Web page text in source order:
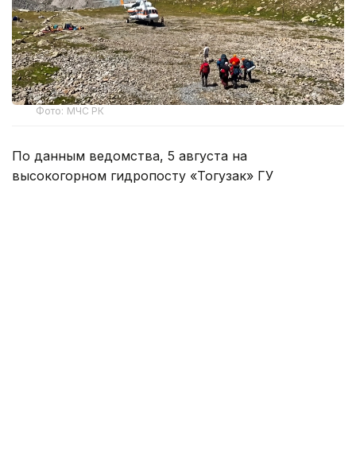
Фото: МЧС РК
По данным ведомства, 5 августа на
высокогорном гидропосту «Тогузак» ГУ